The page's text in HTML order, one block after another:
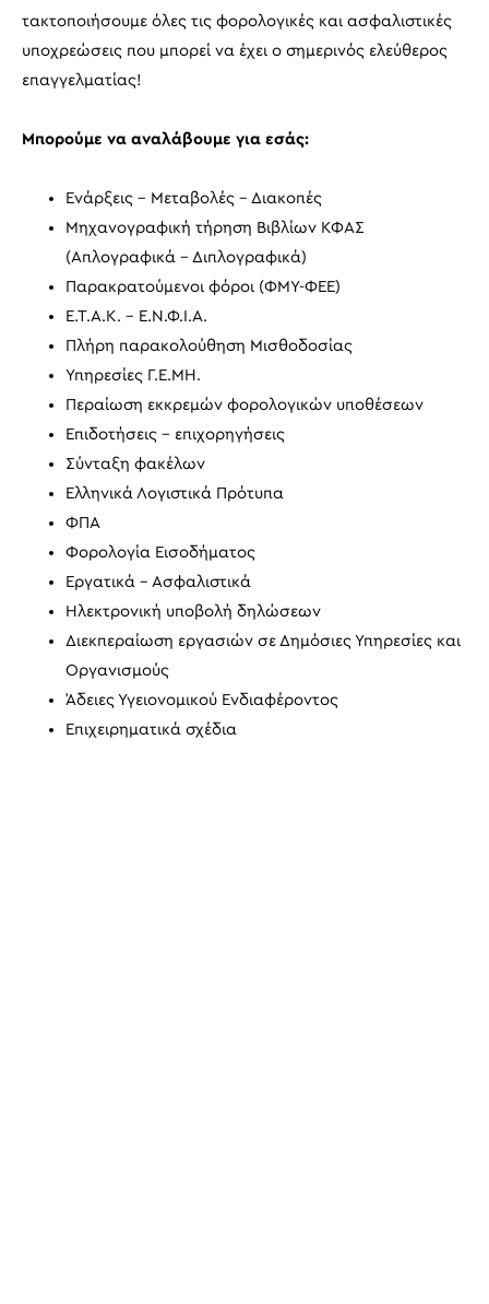
τακτοποιήσουμε όλες τις φορολογικές και ασφαλιστικές
υποχρεώσεις που μπορεί να έχει ο σημερινός ελεύθερος
επαγγελματίας!
Μπορούμε να αναλάβουμε για εσάς:
Ενάρξεις – Μεταβολές – Διακοπές
Μηχανογραφική τήρηση Βιβλίων ΚΦΑΣ
(Απλογραφικά – Διπλογραφικά)
Παρακρατούμενοι φόροι (ΦΜΥ-ΦΕΕ)
Ε.Τ.Α.Κ. – Ε.Ν.Φ.Ι.Α.
Πλήρη παρακολούθηση Μισθοδοσίας
Υπηρεσίες Γ.Ε.ΜΗ.
Περαίωση εκκρεμών φορολογικών υποθέσεων
Επιδοτήσεις – επιχορηγήσεις
Σύνταξη φακέλων
Ελληνικά Λογιστικά Πρότυπα
ΦΠΑ
Φορολογία Εισοδήματος
Εργατικά – Ασφαλιστικά
Ηλεκτρονική υποβολή δηλώσεων
Διεκπεραίωση εργασιών σε Δημόσιες Υπηρεσίες και
Οργανισμούς
Άδειες Υγειονομικού Ενδιαφέροντος
Επιχειρηματικά σχέδια